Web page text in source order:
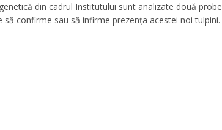
din cadrul Institutului sunt analizate două probe
confirme sau să infirme prezența acestei noi tulpini.